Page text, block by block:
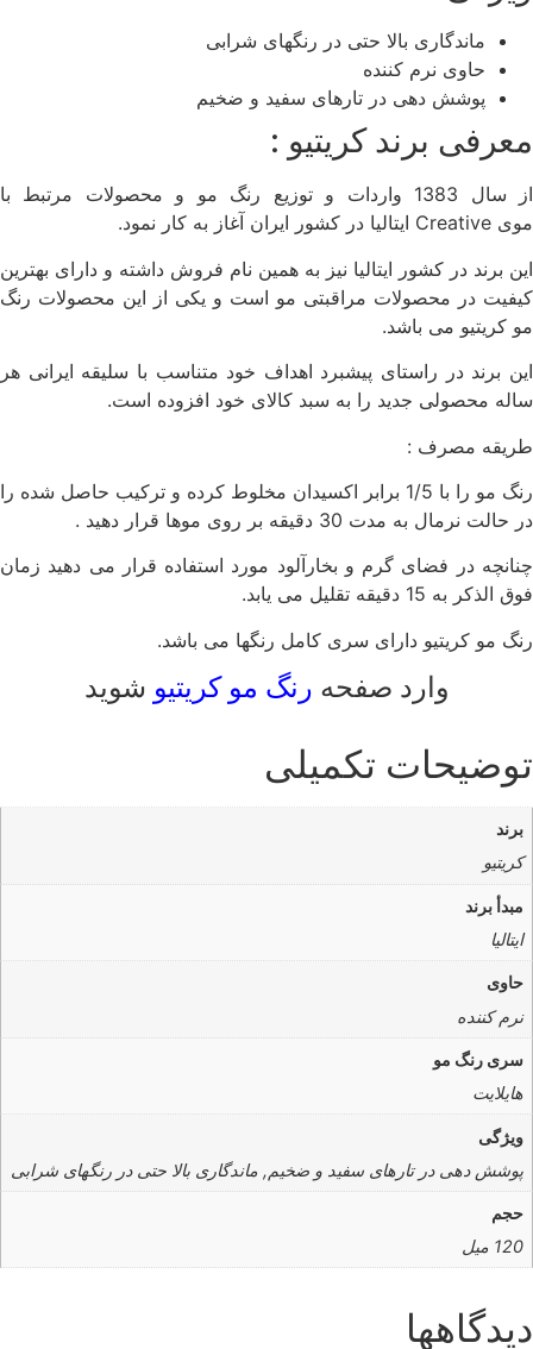
ماندگاری بالا حتی در رنگهای شرابی
حاوی نرم کننده
پوشش دهی در تارهای سفید و ضخیم
معرفی برند کریتیو :
از سال 1383 واردات و توزیع رنگ مو و محصولات مرتبط با
موی Creative ایتالیا در کشور ایران آغاز به کار نمود.
این برند در کشور ایتالیا نیز به همین نام فروش داشته و دارای بهترین
کیفیت در محصولات مراقبتی مو است و یکی از این محصولات رنگ
مو کریتیو می باشد.
این برند در راستای پیشبرد اهداف خود متناسب با سلیقه ایرانی هر
ساله محصولی جدید را به سبد کالای خود افزوده است.
طریقه مصرف :
رنگ مو را با 1/5 برابر اکسیدان مخلوط کرده و ترکیب حاصل شده را
در حالت نرمال به مدت 30 دقیقه بر روی موها قرار دهید .
چنانچه در فضای گرم و بخارآلود مورد استفاده قرار می دهید زمان
فوق الذکر به 15 دقیقه تقلیل می یابد.
رنگ مو کریتیو دارای سری کامل رنگها می باشد.
وارد صفحه رنگ مو کریتیو شوید
توضیحات تکمیلی
برند
کریتیو
مبدأ برند
ایتالیا
حاوی
نرم کننده
سری رنگ مو
هایلایت
ویژگی
پوشش دهی در تارهای سفید و ضخیم, ماندگاری بالا حتی در رنگهای شرابی
حجم
120 میل
دیدگاهها